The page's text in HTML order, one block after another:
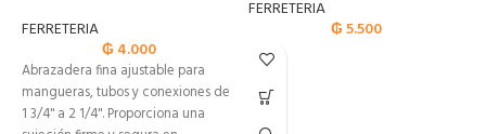
FERRETERIA
₲ 4.000
Abrazadera fina ajustable para
mangueras, tubos y conexiones de
1 3/4" a 2 1/4". Proporciona una
FERRETERIA
₲5.500